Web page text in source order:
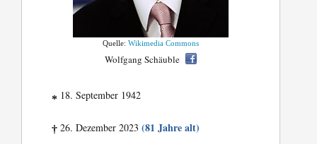
Quelle:Wikimedia Commons
Wolfgang Schäuble
* 18. September 1942
† 26. Dezember 2023(81 Jahre alt)